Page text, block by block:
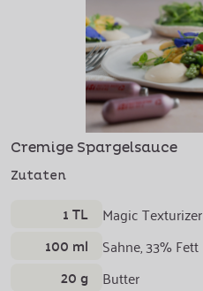
Cremige Spargelsauce
Zutaten
1 TL Magic Texturizer
100 ml Sahne, 33% Fett
20 g Butter